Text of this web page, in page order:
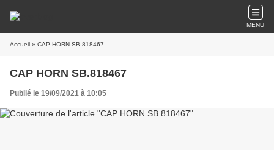
MENU
Accueil » CAP HORN SB.818467
CAP HORN SB.818467
Publié le 19/09/2021 à 10:05